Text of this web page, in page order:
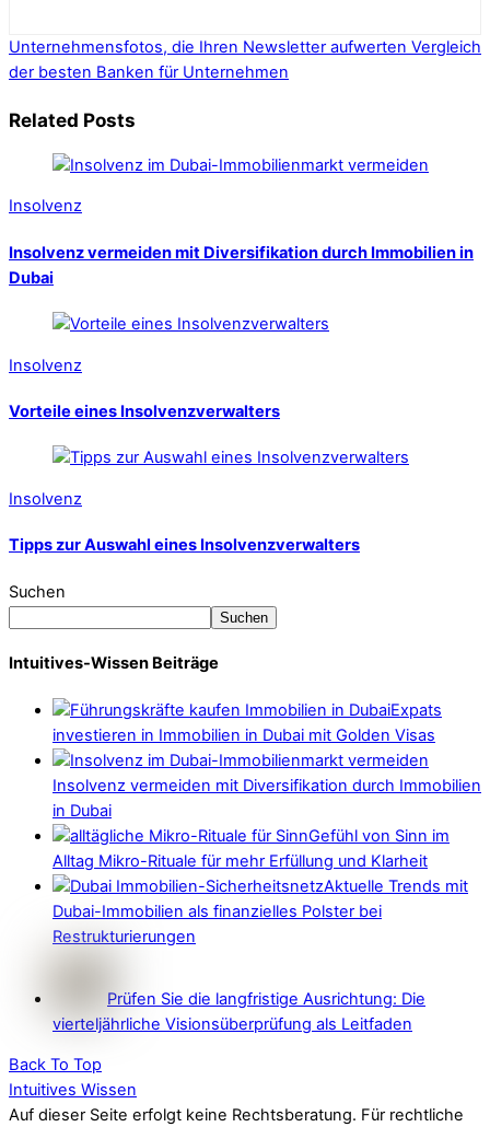
Unternehmensfotos, die Ihren Newsletter aufwerten Vergleich
der besten Banken für Unternehmen
Related Posts
Insolvenz
Insolvenz vermeiden mit Diversifikation durch Immobilien in
Dubai
Insolvenz
Vorteile eines Insolvenzverwalters
Insolvenz
Tipps zur Auswahl eines Insolvenzverwalters
Suchen
Suchen
Intuitives-Wissen Beiträge
Expats
investieren in Immobilien in Dubai mit Golden Visas
Insolvenz vermeiden mit Diversifikation durch Immobilien
in Dubai
Gefühl von Sinn im
Alltag Mikro-Rituale für mehr Erfüllung und Klarheit
Aktuelle Trends mit
Dubai-Immobilien als finanzielles Polster bei
Restrukturierungen
Prüfen Sie die langfristige Ausrichtung: Die
vierteljährliche Visionsüberprüfung als Leitfaden
Back To Top
Intuitives Wissen
Auf dieser Seite erfolgt keine Rechtsberatung. Für rechtliche